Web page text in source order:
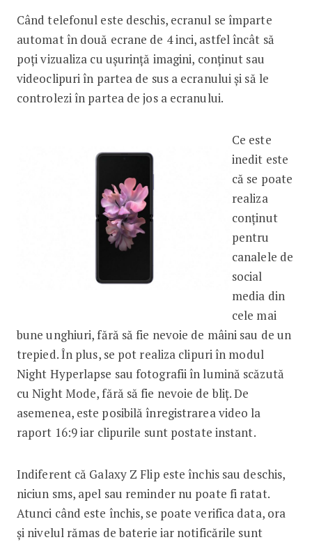
Când telefonul este deschis, ecranul se împarte
automat în două ecrane de 4 inci, astfel încât să
poți vizualiza cu ușurință imagini, conținut sau
videoclipuri în partea de sus a ecranului și să le
controlezi în partea de jos a ecranului.
Ce este
inedit este
că se poate
realiza
conținut
pentru
canalele de
social
media din
cele mai
bune unghiuri, fără să fie nevoie de mâini sau de un
trepied. În plus, se pot realiza clipuri în modul
Night Hyperlapse sau fotografii în lumină scăzută
cu Night Mode, fără să fie nevoie de bliț. De
asemenea, este posibilă înregistrarea video la
raport 16:9 iar clipurile sunt postate instant.
Indiferent că Galaxy Z Flip este închis sau deschis,
niciun sms, apel sau reminder nu poate fi ratat.
Atunci când este închis, se poate verifica data, ora
și nivelul rămas de baterie iar notificările sunt